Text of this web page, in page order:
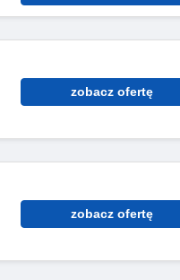
zobacz ofertę
zobacz ofertę